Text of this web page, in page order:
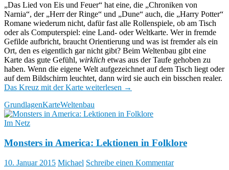
„Das Lied von Eis und Feuer“ hat eine, die „Chroniken von
Narnia“, der „Herr der Ringe“ und „Dune“ auch, die „Harry Potter“
Romane wiederum nicht, dafür fast alle Rollenspiele, ob am Tisch
oder als Computerspiel: eine Land- oder Weltkarte. Wer in fremde
Gefilde aufbricht, braucht Orientierung und was ist fremder als ein
Ort, den es eigentlich gar nicht gibt? Beim Weltenbau gibt eine
Karte das gute Gefühl, wirklich etwas aus der Taufe gehoben zu
haben. Wenn die eigene Welt aufgezeichnet auf dem Tisch liegt oder
auf dem Bildschirm leuchtet, dann wird sie auch ein bisschen realer.
Das Kreuz mit der Karte weiterlesen →
GrundlagenKarteWeltenbau
Im Netz
Monsters in America: Lektionen in Folklore
10. Januar 2015 Michael Schreibe einen Kommentar